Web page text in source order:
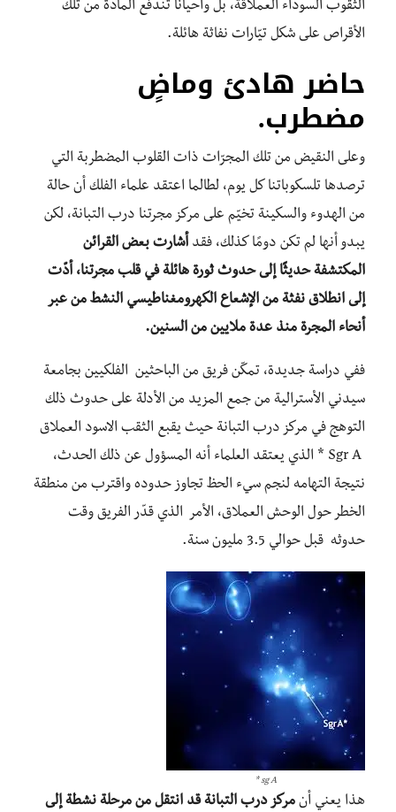
الثقوب السوداء العملاقة، بل وأحيانًا تندفع المادة من تلك
الأقراص على شكل تيّارات نفاثة هائلة.
حاضر هادئ وماضٍ
مضطرب.
وعلى النقيض من تلك المجرّات ذات القلوب المضطربة التي
ترصدها تلسكوباتنا كل يوم، لطالما اعتقد علماء الفلك أن حالة
من الهدوء والسكينة تخيّم على مركز مجرتنا درب التبانة، لكن
يبدو أنها لم تكن دومًا كذلك، فقد أشارت بعض القرائن
المكتشفة حديثًا إلى حدوث ثورة هائلة في قلب مجرتنا، أدّت
إلى انطلاق نفثة من الإشعاع الكهرومغناطيسي النشط من عبر
أنحاء المجرة منذ عدة ملايين من السنين.
ففي دراسة جديدة، تمكّن فريق من الباحثين الفلكيين بجامعة
سيدني الأسترالية من جمع المزيد من الأدلة على حدوث ذلك
التوهج في مركز درب التبانة حيث يقبع الثقب الاسود العملاق
Sgr A * الذي يعتقد العلماء أنه المسؤول عن ذلك الحدث،
نتيجة التهامه لنجم سيء الحظ تجاوز حدوده واقترب من منطقة
الخطر حول الوحش العملاق، الأمر الذي قدّر الفريق وقت
حدوثه قبل حوالي 3.5 مليون سنة.
sg A *
هذا يعني أن مركز درب التبانة قد انتقل من مرحلة نشطة إلى